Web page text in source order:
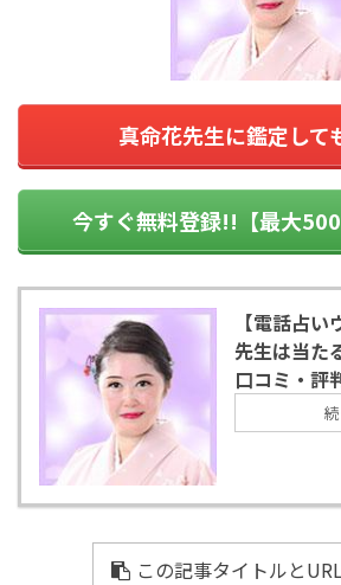
真命花先生に鑑定して
今すぐ無料登録!!【最大
【電話占
先生は当た
口コミ・評
この記事タイトルと